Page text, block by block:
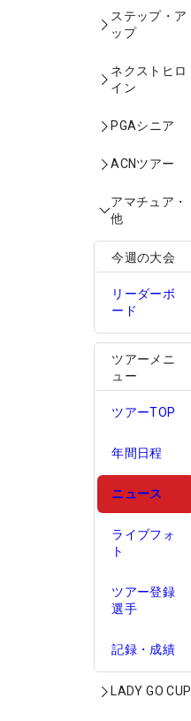
ステップ・ア
ップ
ネクストヒロ
イン
PGAシニア
ACNツアー
アマチュア・
他
今週の大会
リーダーボ
ード
ツアーメニ
ュー
ツアーTOP
年間日程
ニュース
ライブフォ
ト
ツアー登録
選手
記録・成績
LADY GO CUP